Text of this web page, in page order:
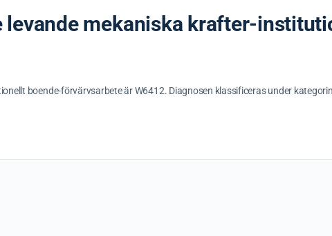
levande mekaniska krafter-
boende-förvärvsarbete är W6412. Diagnosen klassificeras under